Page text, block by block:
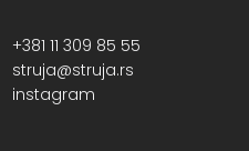
+381 11 309 85 55
struja@struja.rs
instagram